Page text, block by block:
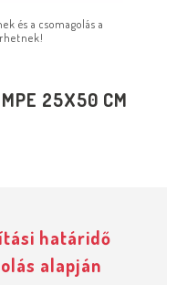
és a csomagolás a
25X50 CM
határidő
alapján